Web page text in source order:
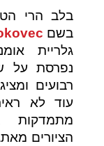
בלב הרי
בשם
גלריית
עוד לא
מתמדקות
הציורים